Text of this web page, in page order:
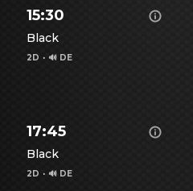
15:30
Black
2D · 🔊 DE
17:45
Black
2D · 🔊 DE